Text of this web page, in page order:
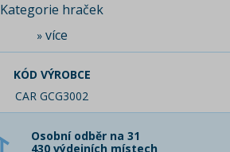
Kategorie hraček
» více
KÓD VÝROBCE
CAR GCG3002
Osobní odběr na 31
430 výdejních místech